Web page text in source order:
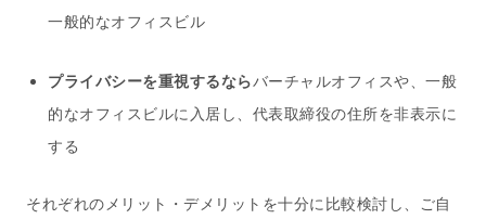
一般的なオフィスビル
プライバシーを重視するならバーチャルオフィスや、一般
的なオフィスビルに入居し、代表取締役の住所を非表示に
する
それぞれのメリット・デメリットを十分に比較検討し、ご自